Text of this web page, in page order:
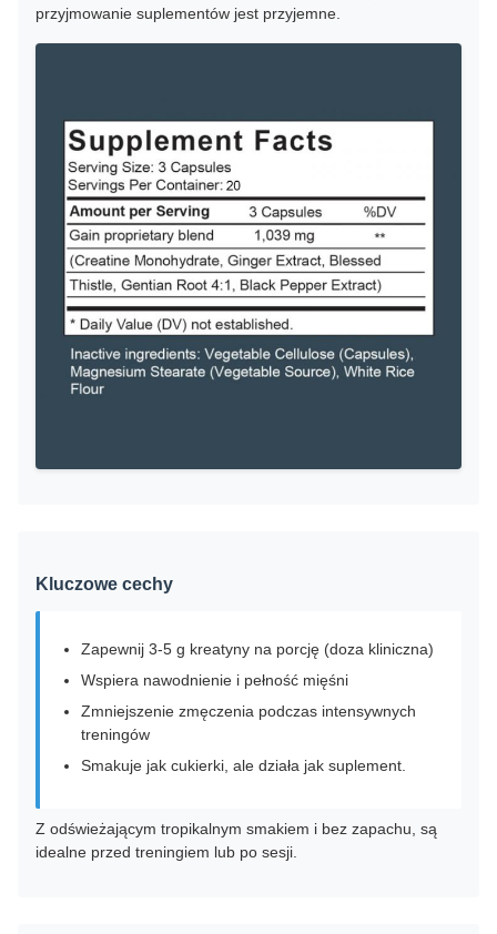
przyjmowanie suplementów jest przyjemne.
Kluczowe cechy
Zapewnij 3-5 g kreatyny na porcję (doza kliniczna)
Wspiera nawodnienie i pełność mięśni
Zmniejszenie zmęczenia podczas intensywnych
treningów
Smakuje jak cukierki, ale działa jak suplement.
Z odświeżającym tropikalnym smakiem i bez zapachu, są
idealne przed treningiem lub po sesji.